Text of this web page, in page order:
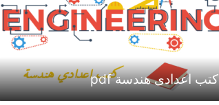
كتب اعدادى هندسة pdf